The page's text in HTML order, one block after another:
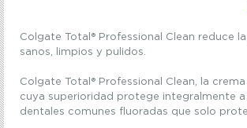
Colgate Total® Professional Clean reduce
sanos, limpios y pulidos.
Colgate Total® Professional Clean, la
cuya superioridad protege integralmente
dentales comunes fluoradas que solo